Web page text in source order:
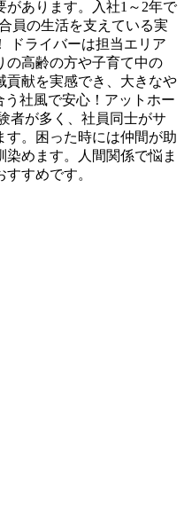
あります。入社1～2年で
員の生活を支えている実
ドライバーは担当エリア
の高齢の方や子育て中の
貢献を実感でき、大きなや
社風で安心！アットホー
者が多く、社員同士がサ
す。困った時には仲間が助
めます。人間関係で悩ま
すめです。